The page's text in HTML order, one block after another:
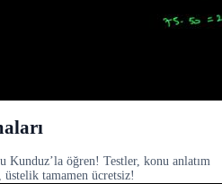
Kunduz’la öğren! Testler, konu anlatım
tamamen ücretsiz!